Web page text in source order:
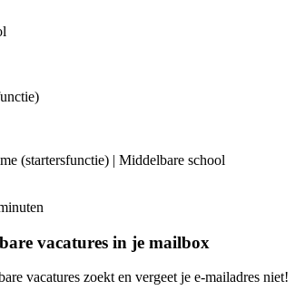
(startersfunctie) | Middelbare school
vacatures in je mailbox
vacatures zoekt en vergeet je e-mailadres niet!